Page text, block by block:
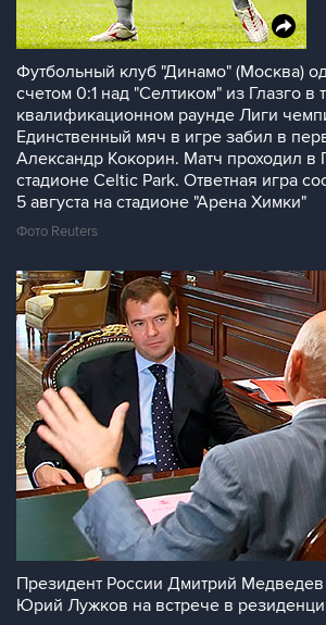
Футбольный клуб "Динамо" (Москва)
счетом 0:1 над "Селтиком" из Глазго в
квалификационном раунде Лиги
Единственный мяч в игре забил в
Александр Кокорин. Матч проходил в
стадионе Celtic Park. Ответная игра
5 августа на стадионе "Арена Химки"
Фото Reuters
Президент России Дмитрий
Юрий Лужков на встрече в